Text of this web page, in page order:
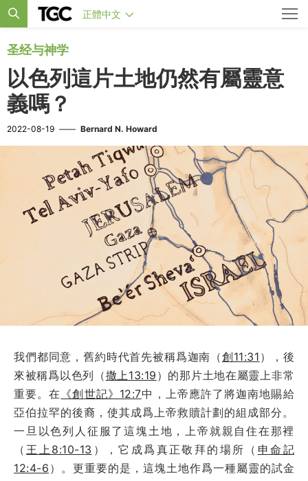
正體中文
圣经与神学
以色列這片土地仍然有屬靈意
義嗎？
2022-08-19 —— Bernard N. Howard
我們都同意，舊約時代首先被稱爲迦南（創11:31 ），後
來被稱爲以色列（撒上13:19 ）的那片土地在屬靈上非常
重要。在 《創世記》12:7中，上帝應許了將迦南地賜給
亞伯拉罕的後裔，使其成爲上帝救贖計劃的組成部分。
一旦以色列人征服了這塊土地，上帝就親自住在那裡
（ 王上8:10-13 ），它成爲真正敬拜的場所（ 申命記
12:4-6 ）。更重要的是，這塊土地作爲一種屬靈的試金